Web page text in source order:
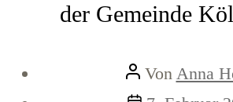
der Gemeinde
Beitragsautor
Von Anna